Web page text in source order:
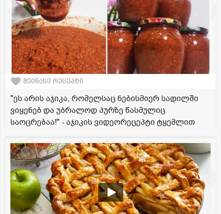
შეინახე რეცეპტი
"ეს არის აჯიკა, რომელსაც ნებისმიერ სადილში
ვიყენებ და უბრალოდ პურზე წასმულიც
საოცრებაა!" - აჯიკის ვიდეორეცეპტი ტყემლით